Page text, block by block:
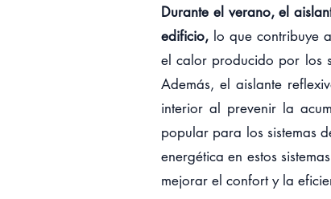
Durante el verano, el
edificio, lo que contribuye
el calor producido por los
Además, el aislante
interior al prevenir la
popular para los sistemas
energética en estos
mejorar el confort y la